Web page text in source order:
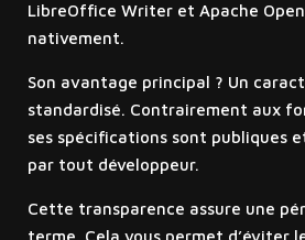
LibreOffice Writer et Apache
nativement.
Son avantage principal ? Un
standardisé. Contrairement aux
ses spécifications sont publiques
par tout développeur.
Cette transparence assure une